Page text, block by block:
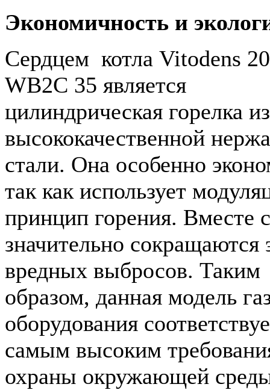
Экономичность и
Сердцем котла Vitodens
WB2C 35 является
цилиндрическая горелка из
высококачественной
стали. Она особенно
так как использует
принцип горения. Вместе
значительно сокращаются
вредных выбросов. Таким
образом, данная модель
оборудования
самым высоким
охраны окружающей